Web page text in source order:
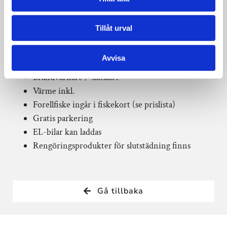
Tillåt urval
Avvisa
Lekplats för småbarn
Hundar är tillåtna, endast i koppel mot en avgift,
Rökning förbjuden inomhus
Brandvarnare /-släckare
Värme inkl.
Forellfiske ingår i fiskekort (se prislista)
Gratis parkering
EL-bilar kan laddas
Rengöringsprodukter för slutstädning finns
Gå tillbaka